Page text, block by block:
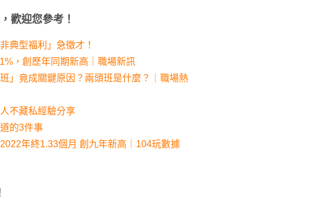
歡迎您參考！
典型福利」急徵才！
，創歷年同期新高｜職場新訊
」竟成關鍵原因？兩頭班是什麼？｜職場熱
不藏私經驗分享
的3件事
年終1.33個月 創九年新高｜104玩數據